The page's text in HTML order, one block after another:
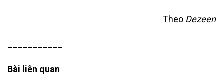
Theo Dezeen
Bài liên quan